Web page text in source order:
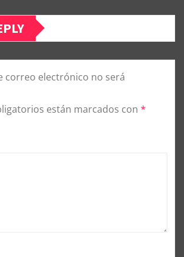
correo electrónico no será
están marcados con *